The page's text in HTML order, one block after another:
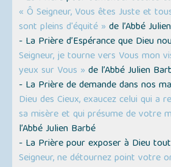
« Ô Seigneur, Vous êtes Juste et
sont pleins d'équité » de l’Abbé
- La Prière d’Espérance que Dieu
Seigneur, je tourne vers Vous mon
yeux sur Vous » de l’Abbé Julien
- La Prière de demande dans nos
Dieu des Cieux, exaucez celui qui a
sa misère et qui présume de votre
l’Abbé Julien Barbé
- La Prière pour exposer à Dieu
Seigneur, ne détournez point votre